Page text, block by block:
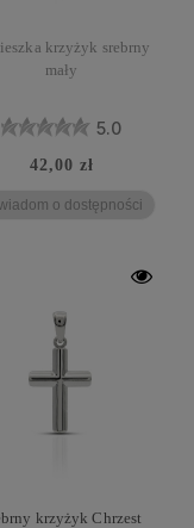
krzyżyk srebrny
mały
5.0
42,00 zł
o dostępności
krzyżyk Chrzest